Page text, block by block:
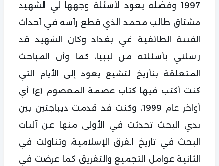
1997 وفضله يعود لأسئلة وجهها لي الشهيد
مشتاق طالب محمد الذي قطع رأسه في أحداث
الفتنة الطائفية في بغداد وكان الشهيد قد
راسلني بأسئلته من ليبيا، كما وأن المباحث
المتعلقة بتأريخ التشيع يعود إلى الأيام التي
كنت أكتب فيها كتاب عصمة المعصوم (ع) أي
أواخر عام 1999، وكنت قد قدمت ديباجتين بين
يدي البحث تحدثت في الأولى منها عن آليات
البحث في تاريخ الفرق الإسلامية، وتناولت في
الثانية عوامل التجميع والتفريق كما عرضت في